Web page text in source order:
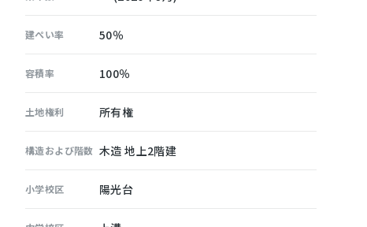
建ぺい率 50％
容積率 100％
土地権利 所有権
構造および階数 木造 地上2階建
小学校区 陽光台